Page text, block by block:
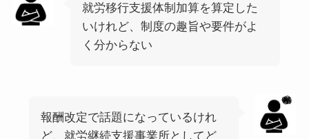
就労移行支援体制加算を算定した
いけれど、制度の趣旨や要件がよ
く分からない
報酬改定で話題になっているけれ
ど、就労継続支援事業所としてど